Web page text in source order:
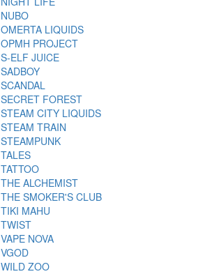
NUBO
OMERTA LIQUIDS
OPMH PROJECT
S-ELF JUICE
SADBOY
SCANDAL
SECRET FOREST
STEAM CITY LIQUIDS
STEAM TRAIN
STEAMPUNK
TALES
TATTOO
THE ALCHEMIST
THE SMOKER'S CLUB
TIKI MAHU
TWIST
VAPE NOVA
VGOD
WILD ZOO